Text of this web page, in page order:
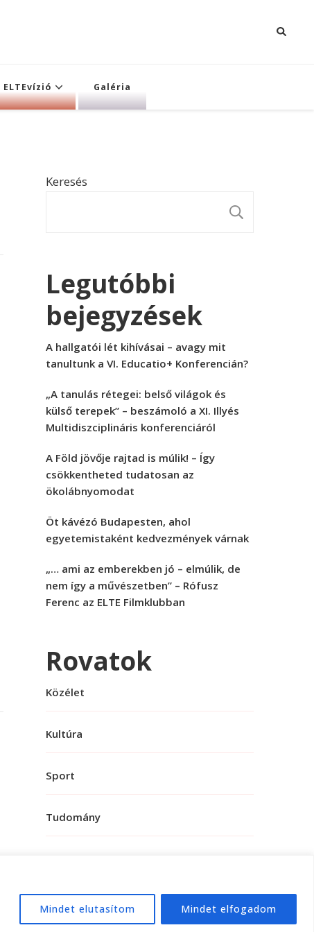
Mindet elutasítom Mindet elfogadom
ELTEvízió Galéria
Keresés
Legutóbbi
bejegyzések
A hallgatói lét kihívásai – avagy mit
tanultunk a VI. Educatio+ Konferencián?
„A tanulás rétegei: belső világok és
külső terepek” – beszámoló a XI. Illyés
Multidiszciplináris konferenciáról
A Föld jövője rajtad is múlik! – Így
csökkentheted tudatosan az
ökolábnyomodat
Öt kávézó Budapesten, ahol
egyetemistaként kedvezmények várnak
„… ami az emberekben jó – elmúlik, de
nem így a művészetben” – Rófusz
Ferenc az ELTE Filmklubban
Rovatok
Közélet
Kultúra
Sport
Tudomány
WordPress.